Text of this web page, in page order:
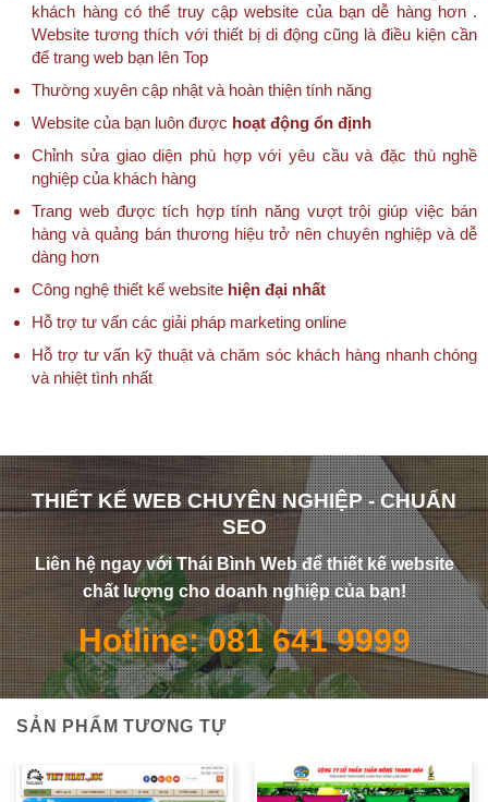
khách hàng có thể truy cập website của bạn dễ hàng hơn .
Website tương thích với thiết bị di động cũng là điều kiện cần
để trang web bạn lên Top
Thường xuyên cập nhật và hoàn thiện tính năng
Website của bạn luôn được hoạt động ổn định
Chỉnh sửa giao diện phù hợp với yêu cầu và đặc thù nghề
nghiệp của khách hàng
Trang web được tích hợp tính năng vượt trội giúp việc bán
hàng và quảng bán thương hiệu trở nên chuyên nghiệp và dễ
dàng hơn
Công nghệ thiết kế website hiện đại nhất
Hỗ trợ tư vấn các giải pháp marketing online
Hỗ trợ tư vấn kỹ thuật và chăm sóc khách hàng nhanh chóng
và nhiệt tình nhất
THIẾT KẾ WEB CHUYÊN NGHIỆP - CHUẨN
SEO
Liên hệ ngay với Thái Bình Web để thiết kế website
chất lượng cho doanh nghiệp của bạn!
Hotline: 081 641 9999
SẢN PHẨM TƯƠNG TỰ